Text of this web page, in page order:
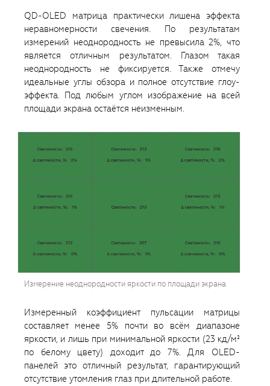
QD-OLED матрица практически лишена эффекта
неравномерности свечения. По результатам
измерений неоднородность не превысила 2%, что
является отличным результатом. Глазом такая
неоднородность не фиксируется. Также отмечу
идеальные углы обзора и полное отсутствие глоу-
эффекта. Под любым углом изображение на всей
площади экрана остаётся неизменным.
Измерение неоднородности яркости по площади экрана
Измеренный коэффициент пульсации матрицы
составляет менее 5% почти во всём диапазоне
яркости, и лишь при минимальной яркости (23 кд/м²
по белому цвету) доходит до 7%. Для OLED-
панелей это отличный результат, гарантирующий
отсутствие утомления глаз при длительной работе.